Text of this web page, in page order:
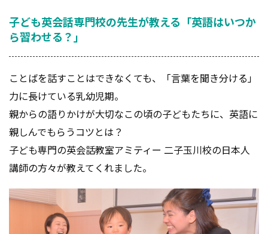
子ども英会話専門校の先生が教える「英語はいつか
ら習わせる？」
ことばを話すことはできなくても、「言葉を聞き分ける」
力に長けている乳幼児期。
親からの語りかけが大切なこの頃の子どもたちに、英語に
親しんでもらうコツとは？
子ども専門の英会話教室アミティー 二子玉川校の日本人
講師の方々が教えてくれました。